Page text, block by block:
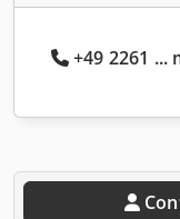
+49 2261 ...